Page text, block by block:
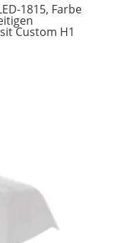
1815, Farbe
Custom H1